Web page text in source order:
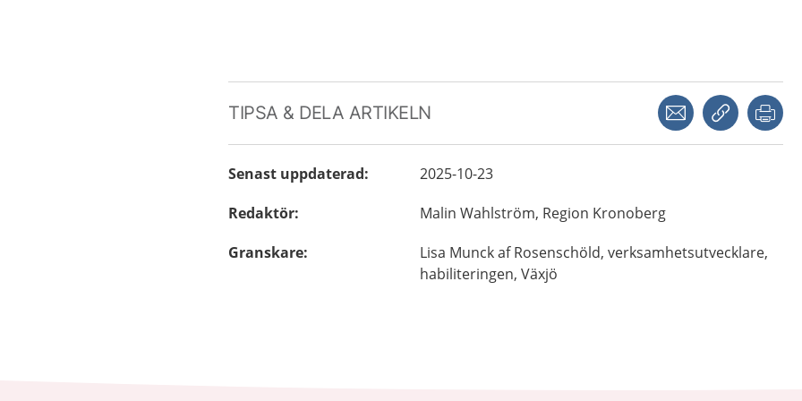
TIPSA & DELA ARTIKELN Dela via mejlKopiera länk
Senast uppdaterad:
2025-10-23
Redaktör: Malin Wahlström, Region Kronoberg
Granskare: Lisa Munck af Rosenschöld, verksamhetsutvecklare,
habiliteringen, Växjö